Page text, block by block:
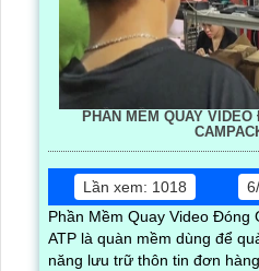
PHẦN MỀM QUAY
Lần xem: 1018
Phần Mềm Quay Video Đóng
ATP là quàn mềm dùng để
năng lưu trữ thôn tin đơn